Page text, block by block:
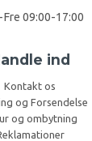
Fre 09:00-17:00
ind
Kontakt os
og Forsendelse
og ombytning